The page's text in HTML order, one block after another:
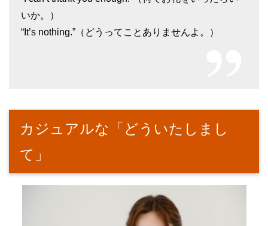
いか。）
“It’s nothing.”（どうってことありませんよ。）
カジュアルな「どういたしまし
て」